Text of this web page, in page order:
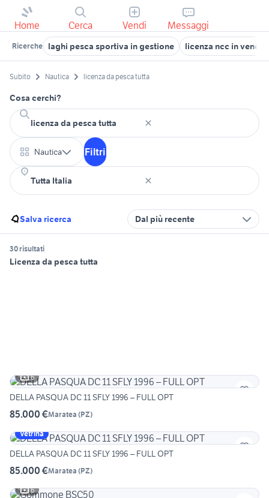
Home Cerca Vendi Messaggi
Ricerche laghi pesca sportiva in gestione licenza ncc in
Subito Nautica licenza da pesca tutta
Cosa cerchi?
Nautica Filtri
Salva ricerca Dal più recente
30 risultati
Licenza da pesca tutta
6
DELLA PASQUA DC 11 SFLY 1996 – FULL OPT
85.000 €Maratea (PZ)
Vetrina
DELLA PASQUA DC 11 SFLY 1996 – FULL OPT
85.000 €Maratea (PZ)
6